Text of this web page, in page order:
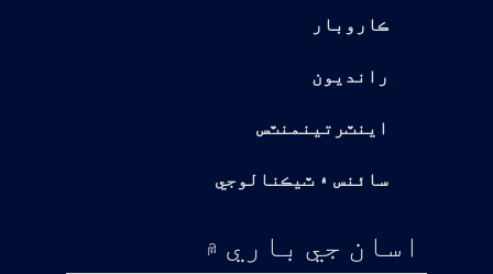
ڪاروبار
رانديون
اينٽرتينمنٽس
سائنس ۽ ٽيڪنالوجي
اسان جي باري ۾